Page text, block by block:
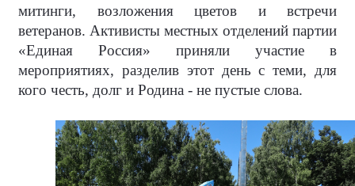
митинги, возложения цветов и встречи
ветеранов. Активисты местных отделений партии
«Единая Россия» приняли участие в
мероприятиях, разделив этот день с теми, для
кого честь, долг и Родина - не пустые слова.